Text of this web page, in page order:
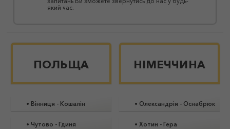
який час.
ПОЛЬЩА
• Вінниця - Кошалін
• Чутово - Гдиня
НІМЕЧЧИНА
• Олександрія - Оснабрюк
• Хотин - Гера